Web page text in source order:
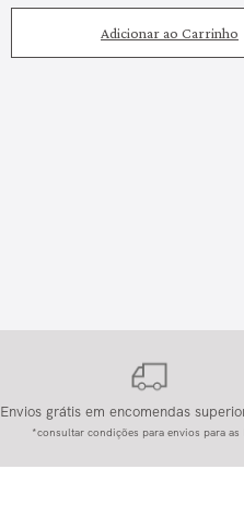
Adicionar ao Carrinho
Envios grátis em encomendas
*consultar condições para envios para as